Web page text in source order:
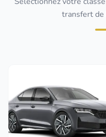
transfert de